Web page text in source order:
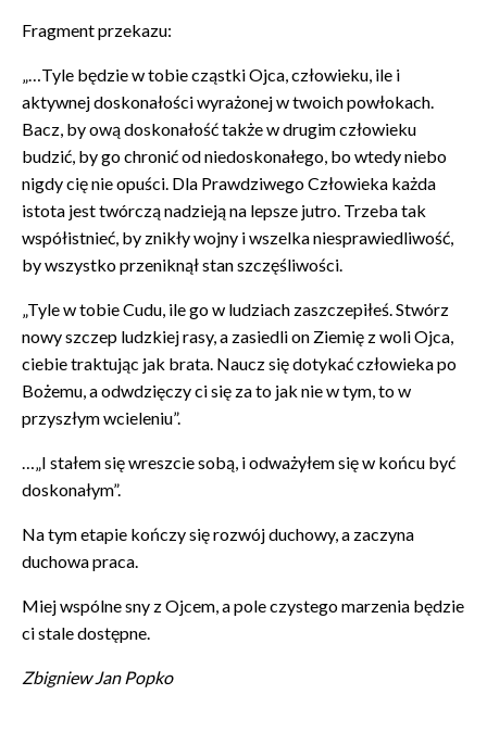
Fragment przekazu:
„…Tyle będzie w tobie cząstki Ojca, człowieku, ile i
aktywnej doskonałości wyrażonej w twoich powłokach.
Bacz, by ową doskonałość także w drugim człowieku
budzić, by go chronić od niedoskonałego, bo wtedy niebo
nigdy cię nie opuści. Dla Prawdziwego Człowieka każda
istota jest twórczą nadzieją na lepsze jutro. Trzeba tak
współistnieć, by znikły wojny i wszelka niesprawiedliwość,
by wszystko przeniknął stan szczęśliwości.
„Tyle w tobie Cudu, ile go w ludziach zaszczepiłeś. Stwórz
nowy szczep ludzkiej rasy, a zasiedli on Ziemię z woli Ojca,
ciebie traktując jak brata. Naucz się dotykać człowieka po
Bożemu, a odwdzięczy ci się za to jak nie w tym, to w
przyszłym wcieleniu”.
…„I stałem się wreszcie sobą, i odważyłem się w końcu być
doskonałym”.
Na tym etapie kończy się rozwój duchowy, a zaczyna
duchowa praca.
Miej wspólne sny z Ojcem, a pole czystego marzenia będzie
ci stale dostępne.
Zbigniew Jan Popko